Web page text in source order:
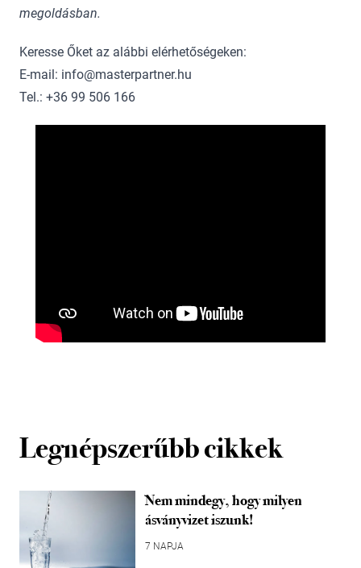
megoldásban.
Keresse Őket az alábbi elérhetőségeken:
E-mail: info@masterpartner.hu
Tel.: +36 99 506 166
Legnépszerűbb cikkek
Nem mindegy, hogy milyen
ásványvizet iszunk!
7 NAPJA